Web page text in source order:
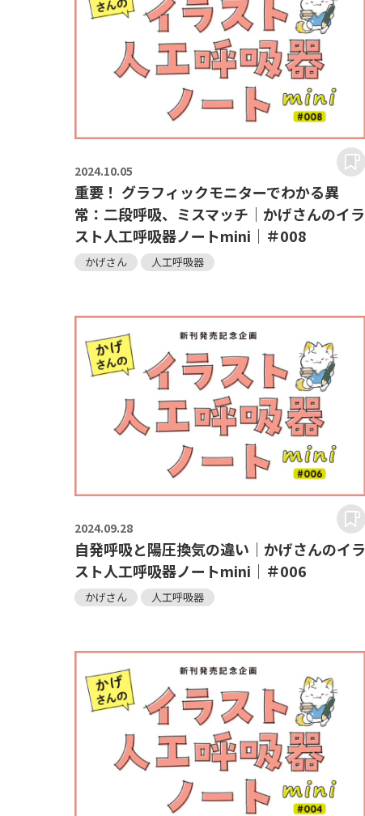
2024.10.05
重要！ グラフィックモニターでわかる異
常：二段呼吸、ミスマッチ｜かげさんのイラ
スト人工呼吸器ノートmini｜＃008
かげさん 人工呼吸器
2024.09.28
自発呼吸と陽圧換気の違い｜かげさんのイラ
スト人工呼吸器ノートmini｜＃006
かげさん 人工呼吸器